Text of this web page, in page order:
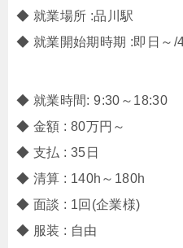
◆ 就業場所 :品川駅
◆ 就業開始期時期 :即日～/
◆ 就業時間: 9:30～18:30
◆ 金額 : 80万円～
◆ 支払 : 35日
◆ 清算 : 140h～180h
◆ 面談 : 1回(企業様)
◆ 服装 : 自由